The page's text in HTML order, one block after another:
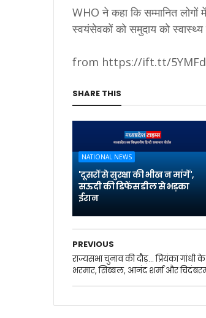
WHO ने कहा कि सम्मानित
स्वयंसेवकों को समुदाय को स्वास्थ्य
from https://ift.tt/
SHARE THIS
NATIONAL NEWS
'दूसरों से सुरक्षा की भीख न मांगें',
सऊदी की डिफेंस डील से भड़का
ईरान
PREVIOUS
राज्यसभा चुनाव की दौड़... प्रियंका
भरमार, सिब्बल, आनंद शर्मा और